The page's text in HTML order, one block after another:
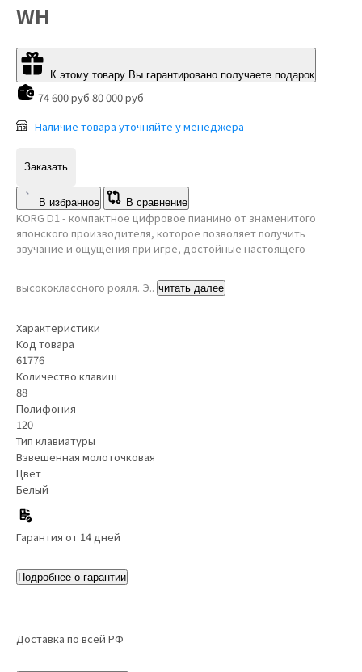
WH
К этому товару Вы гарантировано получаете подарок
74 600 руб 80 000 руб
Наличие товара уточняйте у менеджера
Заказать
В избранное В сравнение
KORG D1 - компактное цифровое пианино от знаменитого
японского производителя, которое позволяет получить
звучание и ощущения при игре, достойные настоящего
высококлассного рояля. Э.. читать далее
Характеристики
Код товара
61776
Количество клавиш
88
Полифония
120
Тип клавиатуры
Взвешенная молоточковая
Цвет
Белый
Гарантия от 14 дней
Подробнее о гарантии
Доставка по всей РФ